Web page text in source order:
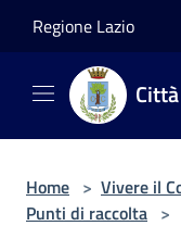
Regione Lazio
Home > Vivere il
Punti di raccolta >